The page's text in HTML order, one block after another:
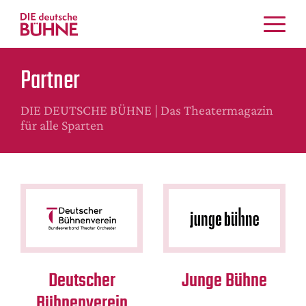
Schauspiel
Tanz
Festivals & Veranstaltungen
Menschen & Theater
Themen
Internationales
Nachrufe
Medientipps
Partner
DIE DEUTSCHE BÜHNE | Das Theatermagazin
für alle Sparten
Deutscher Junge Bühne